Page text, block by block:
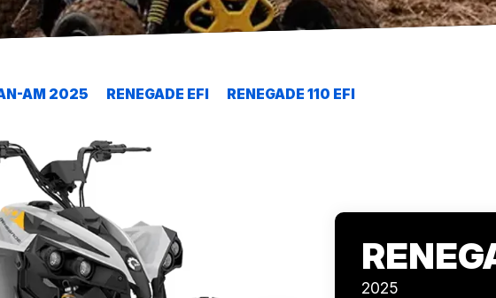
AM 2025 RENEGADE EFI RENEGADE 110 EFI
2025